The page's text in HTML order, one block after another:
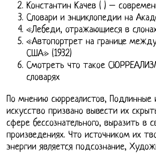
Константин Качев ( ) –
Словари и энциклопедии на
«Лебеди, отражающиеся в
«Автопортрет на границе
США» (1932)
Смотреть что такое
словарях
По мнению сюрреалистов, Подлинные
искусство призвано вывести их
сфере бессознательного, выразить в
произведениях. Что источником их
энергии является подсознание,